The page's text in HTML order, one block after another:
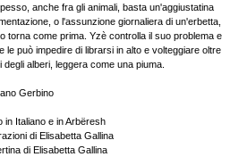
anche fra gli animali, basta un'aggiustatina
o l'assunzione giornaliera di un'erbetta,
torna come prima. Yzè controlla il suo problema e
le può impedire di librarsi in alto e volteggiare oltre
degli alberi, leggera come una piuma.
Gerbino
in Italiano e in Arbëresh
di Elisabetta Gallina
di Elisabetta Gallina